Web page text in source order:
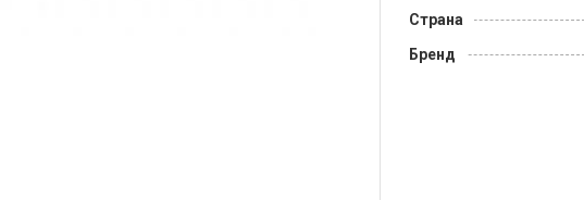
Страна
Бренд